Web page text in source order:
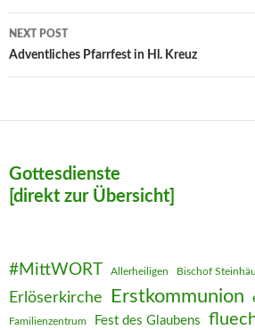
NEXT POST
Adventliches Pfarrfest in Hl. Kreuz
Gottesdienste
[direkt zur Übersicht]
#MittWORT Allerheiligen Bischof
Erlöserkirche Erstkommunion
Familienzentrum Fest des Glaubens